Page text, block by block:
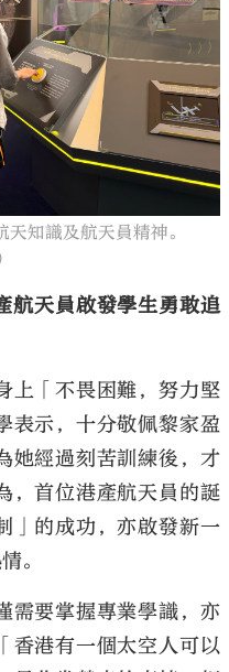
知識及航天員精神。
天員啟發學生勇敢追
上「不畏困難，努力堅
表示，十分敬佩黎家盈
她經過刻苦訓練後，才
，首位港產航天員的誕
」的成功，亦啟發新一
。
需要掌握專業學識，亦
香港有一個太空人可以